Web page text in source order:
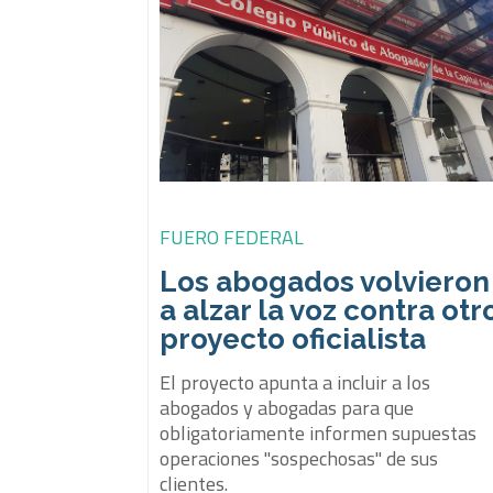
FUERO FEDERAL
Los abogados volvieron
a alzar la voz contra
proyecto oficialista
El proyecto apunta a incluir a los
abogados y abogadas para que
obligatoriamente informen supuestas
operaciones "sospechosas" de sus
clientes.